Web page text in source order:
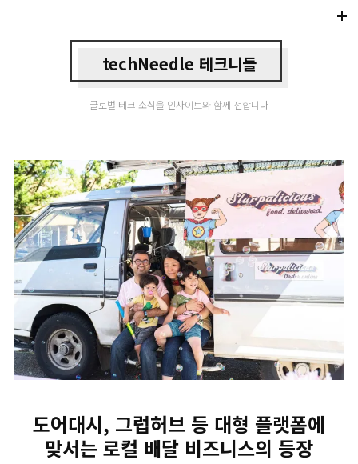
techNeedle 테크니들
글로벌 테크 소식을 인사이트와 함께 전합니다
도어대시, 그럽허브 등 대형 플랫폼에
맞서는 로컬 배달 비즈니스의 등장